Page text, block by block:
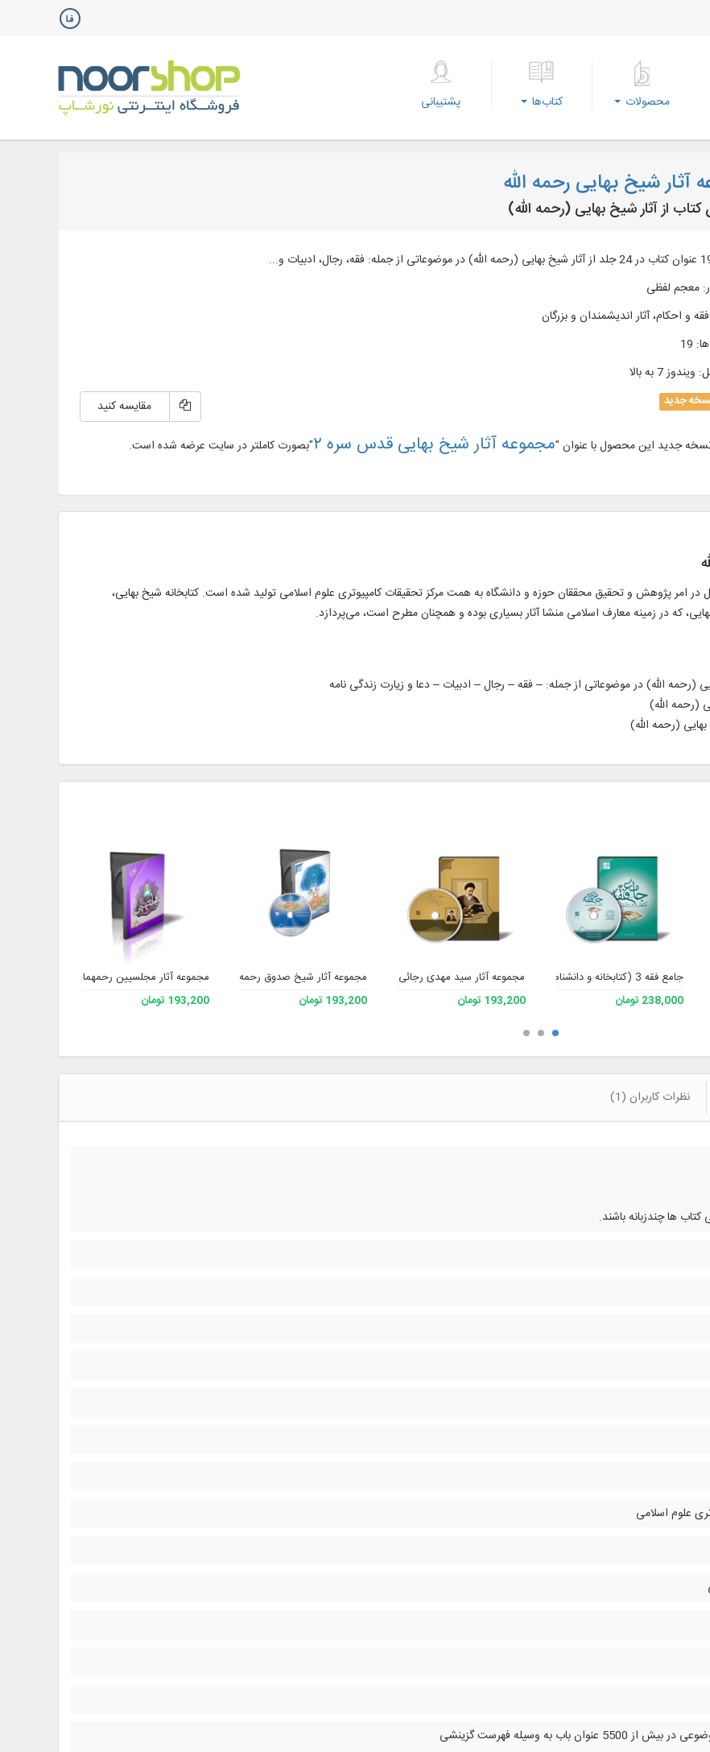
محصولات کتاب‌ها پشتیبانی
آثار شیخ بهایی رحمه الله
: معجم لفظی
فقه و احکام، آثار اندیشمندان و بزرگان
:
19
: ویندوز 7 به بالا
جدید مقایسه کنید
جدید این محصول با عنوان "مجموعه آثار شیخ بهایی قدس سره ۲ "بصورت کاملتر در سایت عرضه شده است.
امر پژوهش و تحقیق محققان حوزه و دانشگاه به همت مرکز تحقیقات کامپیوتری علوم اسلامی تولید شده است. کتابخانه‌ شیخ بهایی،
که در زمینه معارف اسلامی منشا آثار بسیاری بوده و همچنان مطرح است، می‌پردازد.
الله)
جامع فقه 3 (کتابخانه و دانشنامه تخصصی فقه)
238,000 تومان
مجموعه آثار سید مهدی رجائی
193,200 تومان
مجموعه آثار شیخ صدوق رحمه الله
193,200 تومان
مجموعه آثار مجلسیین رحمهما الله
193,200 تومان
نظرات کاربران (1)
ها چندزبانه باشند.
علوم اسلامی
عنوان باب به وسیله فهرست گزینشی